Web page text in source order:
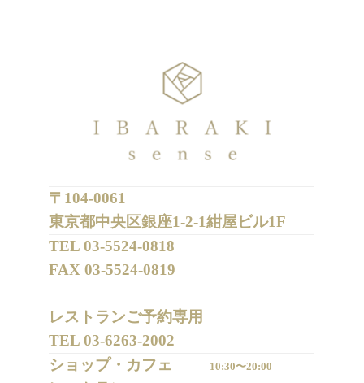
〒104-0061
東京都中央区銀座1-2-1紺屋ビル1F
TEL 03-5524-0818
FAX 03-5524-0819
レストランご予約専用
TEL 03-6263-2002
ショップ・カフェ
10:30〜20:00